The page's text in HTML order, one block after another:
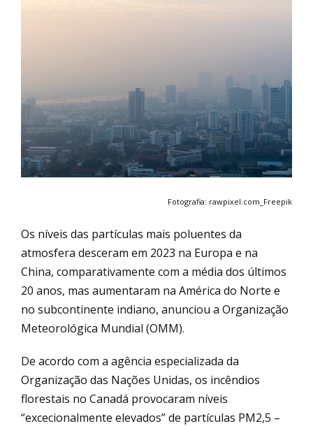
Fotografia: rawpixel.com_Freepik
Os níveis das partículas mais poluentes da
atmosfera desceram em 2023 na Europa e na
China, comparativamente com a média dos últimos
20 anos, mas aumentaram na América do Norte e
no subcontinente indiano, anunciou a Organização
Meteorológica Mundial (OMM).
De acordo com a agência especializada da
Organização das Nações Unidas, os incêndios
florestais no Canadá provocaram níveis
“excecionalmente elevados” de partículas PM2,5 –